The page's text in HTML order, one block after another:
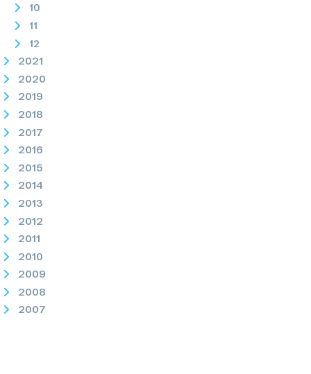
10
11
12
2021
2020
2019
2018
2017
2016
2015
2014
2013
2012
2011
2010
2009
2008
2007